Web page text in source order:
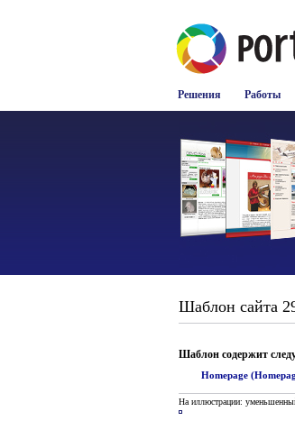
Решения Работы
Шаблон сайта
Шаблон содержит
Homepage
На иллюстрации: